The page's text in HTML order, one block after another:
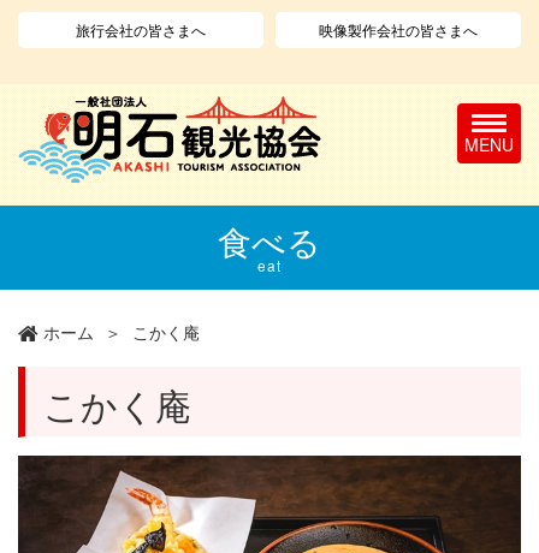
コ
旅行会社の皆さまへ 映像製作会社の皆さまへ
T
o
g
g
a
o
食べる
eat
ホーム こかく庵
こかく庵